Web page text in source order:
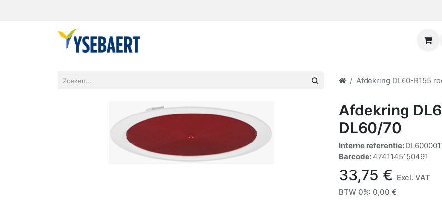
Afdekring DL60-R155
Afdekring
DL60/70
Interne referentie:
Barcode: 4741145150491
33,75 € Excl. VAT
BTW 0%: 0,00 €